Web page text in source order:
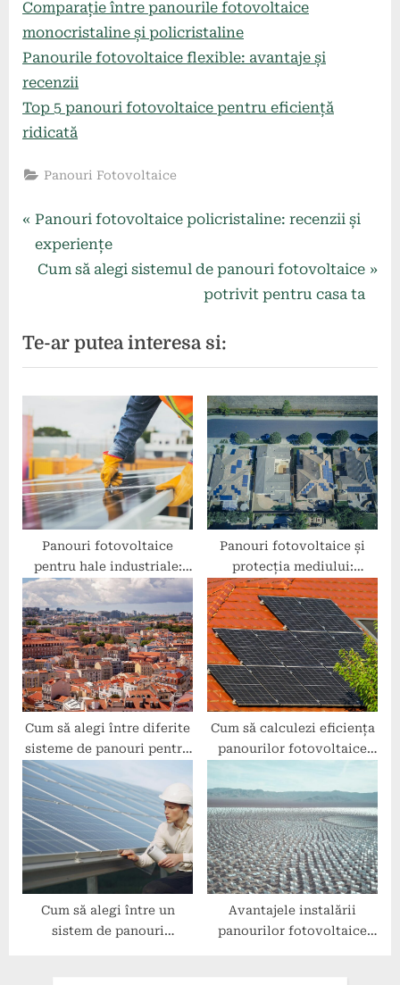
Comparație între panourile fotovoltaice
monocristaline și policristaline
Panourile fotovoltaice flexible: avantaje și
recenzii
Top 5 panouri fotovoltaice pentru eficiență
ridicată
Panouri Fotovoltaice
Navigare
în
P
r
e
o
u
s
o
t
:
Panouri fotovoltaice policristaline: recenzii și
experiențe
N
t
P
o
t
Cum să alegi sistemul de panouri fotovoltaice
potrivit pentru casa ta
Te-ar putea interesa si:
Panouri fotovoltaice
pentru hale industriale:
soluții eficiente
Panouri fotovoltaice și
protecția mediului:
beneficii și limitări
Cum să alegi între diferite
sisteme de panouri pentru
Cum să calculezi eficiența
panourilor fotovoltaice
înainte de achiziție
Cum să alegi între un
sistem de panouri
Avantajele instalării
panourilor fotovoltaice